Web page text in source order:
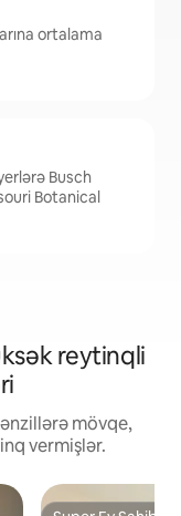
ortalama
Busch
Botanical
reytinqli
mövqe,
vermişlər.